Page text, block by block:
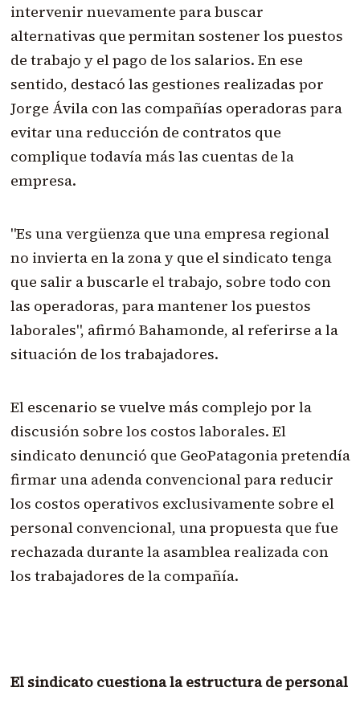
intervenir nuevamente para buscar
alternativas que permitan sostener los puestos
de trabajo y el pago de los salarios. En ese
sentido, destacó las gestiones realizadas por
Jorge Ávila con las compañías operadoras para
evitar una reducción de contratos que
complique todavía más las cuentas de la
empresa.
"Es una vergüenza que una empresa regional
no invierta en la zona y que el sindicato tenga
que salir a buscarle el trabajo, sobre todo con
las operadoras, para mantener los puestos
laborales", afirmó Bahamonde, al referirse a la
situación de los trabajadores.
El escenario se vuelve más complejo por la
discusión sobre los costos laborales. El
sindicato denunció que GeoPatagonia pretendía
firmar una adenda convencional para reducir
los costos operativos exclusivamente sobre el
personal convencional, una propuesta que fue
rechazada durante la asamblea realizada con
los trabajadores de la compañía.
El sindicato cuestiona la estructura de personal